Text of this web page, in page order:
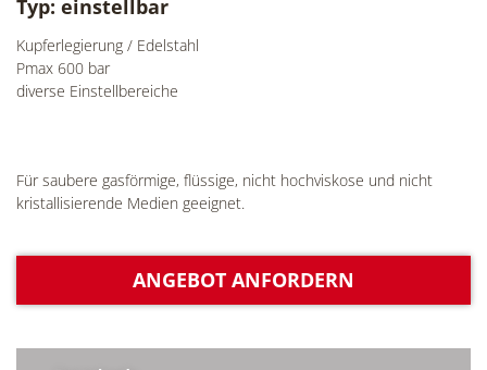
Typ: einstellbar
Kupferlegierung / Edelstahl
Pmax 600 bar
diverse Einstellbereiche
Für saubere gasförmige, flüssige, nicht hochviskose und nicht
kristallisierende Medien geeignet.
ANGEBOT ANFORDERN